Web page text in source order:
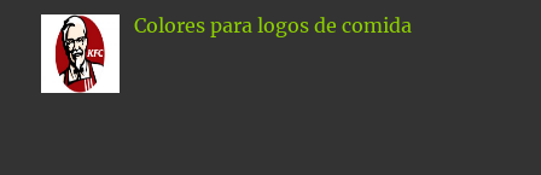
Colores para logos de comida